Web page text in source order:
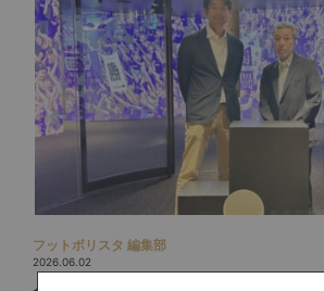
フットボリスタ 編集部
2026.06.02